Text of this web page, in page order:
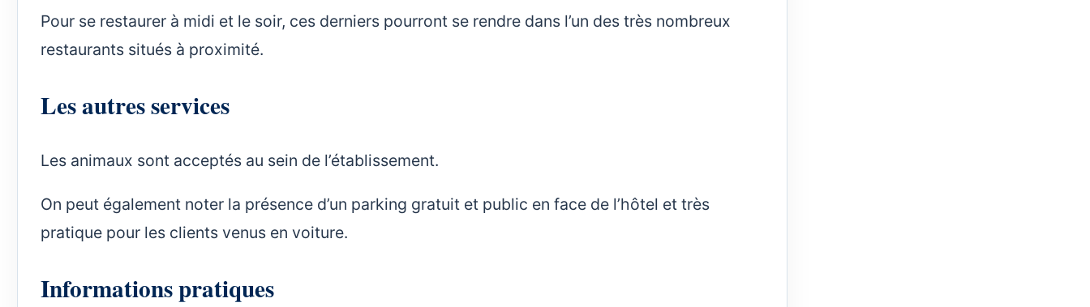
Pour se restaurer à midi et le soir, ces derniers pourront se rendre dans l’un des très nombreux
restaurants situés à proximité.
Les autres services
Les animaux sont acceptés au sein de l’établissement.
On peut également noter la présence d’un parking gratuit et public en face de l’hôtel et très
pratique pour les clients venus en voiture.
Informations pratiques